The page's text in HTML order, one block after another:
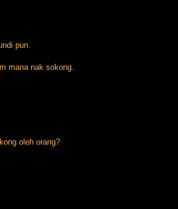
pun.
mana nak sokong.
oleh orang?